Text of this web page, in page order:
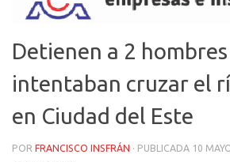
Detienen a 2
intentaban cruzar el
en Ciudad del Este
POR FRANCISCO INSFRÁN · PUBLICADA 10